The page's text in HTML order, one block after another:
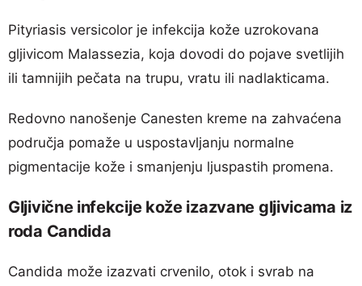
Pityriasis versicolor je infekcija kože uzrokovana
gljivicom Malassezia, koja dovodi do pojave svetlijih
ili tamnijih pečata na trupu, vratu ili nadlakticama.
Redovno nanošenje Canesten kreme na zahvaćena
područja pomaže u uspostavljanju normalne
pigmentacije kože i smanjenju ljuspastih promena.
Gljivične infekcije kože izazvane gljivicama iz
roda Candida
Candida može izazvati crvenilo, otok i svrab na